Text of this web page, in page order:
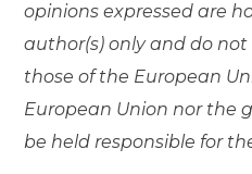
opinions expressed are
author(s) only and do
those of the European
European Union nor the
be held responsible for